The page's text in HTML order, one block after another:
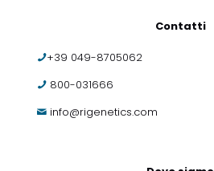
Contatti
+39 049-8705062
800-031666
info@rigenetics.com